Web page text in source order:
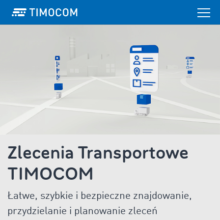
Zlecenia Transportowe
TIMOCOM
Łatwe, szybkie i bezpieczne znajdowanie,
przydzielanie i planowanie zleceń